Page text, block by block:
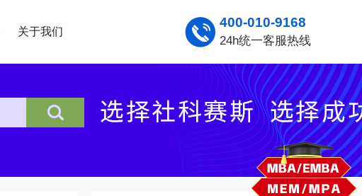
关于我们
400-010-9168
24h统一客服热线